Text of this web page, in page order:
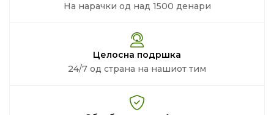
На нарачки од над 1500 денари
Целосна подршка
24/7 од страна на нашиот тим